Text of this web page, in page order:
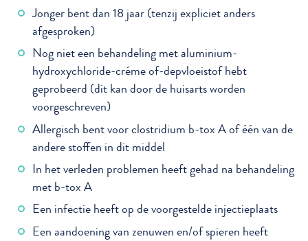
Jonger bent dan 18 jaar (tenzij expliciet anders
afgesproken)
Nog niet een behandeling met aluminium-
hydroxychloride-créme of-depvloeistof hebt
geprobeerd (dit kan door de huisarts worden
voorgeschreven)
Allergisch bent voor clostridium b-tox A of één van de
andere stoffen in dit middel
In het verleden problemen heeft gehad na behandeling
met b-tox A
Een infectie heeft op de voorgestelde injectieplaats
Een aandoening van zenuwen en/of spieren heeft